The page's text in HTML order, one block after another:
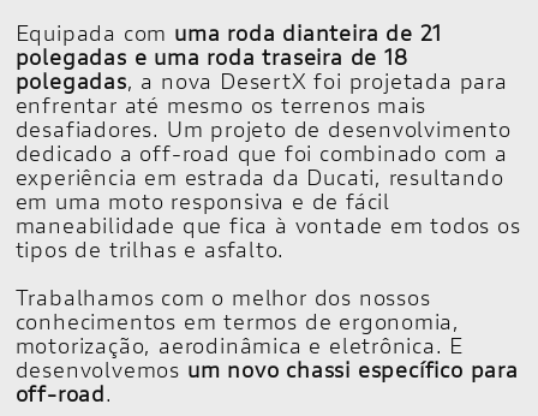
Equipada com uma roda dianteira de 21
polegadas e uma roda traseira de 18
polegadas, a nova DesertX foi projetada para
enfrentar até mesmo os terrenos mais
desafiadores. Um projeto de desenvolvimento
dedicado a off-road que foi combinado com a
experiência em estrada da Ducati, resultando
em uma moto responsiva e de fácil
maneabilidade que fica à vontade em todos os
tipos de trilhas e asfalto.
Trabalhamos com o melhor dos nossos
conhecimentos em termos de ergonomia,
motorização, aerodinâmica e eletrônica. E
desenvolvemos um novo chassi específico para
off-road.